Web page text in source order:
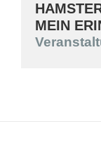
MEIN